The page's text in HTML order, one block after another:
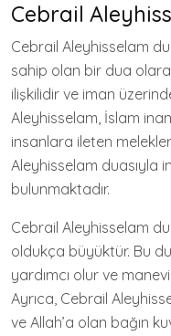
Cebrail
Cebrail Aleyhisselam
sahip olan bir dua
ilişkilidir ve iman
Aleyhisselam, İslam
insanlara ileten
Aleyhisselam duasıyla
bulunmaktadır.
Cebrail Aleyhisselam
oldukça büyüktür. Bu
yardımcı olur ve
Ayrıca, Cebrail
ve Allah’a olan bağın